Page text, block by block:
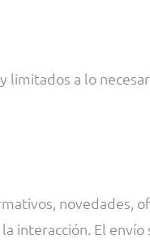
a lo
novedades,
interacción. El envío